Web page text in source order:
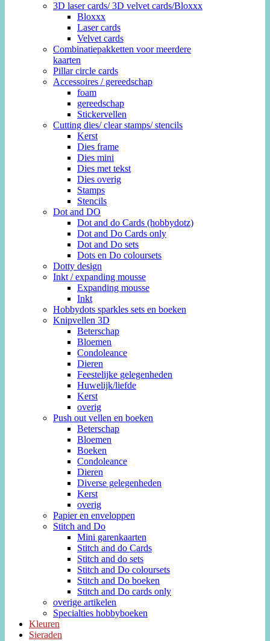
3D laser cards/ 3D velvet cards/Bloxxx
Bloxxx
Laser cards
Velvet cards
Combinatiepakketten voor meerdere
kaarten
Pillar circle cards
Accessoires / gereedschap
foam
gereedschap
Stickervellen
Cutting dies/ clear stamps/ stencils
Kerst
Dies frame
Dies mini
Dies met tekst
Dies overig
Stamps
Stencils
Dot and DO
Dot and do Cards (hobbydotz)
Dot and Do Cards only
Dot and Do sets
Dots en Do coloursets
Dotty design
Inkt / expanding mousse
Expanding mousse
Inkt
Hobbydots sparkles sets en boeken
Knipvellen 3D
Beterschap
Bloemen
Condoleance
Dieren
Feestelijke gelegenheden
Huwelijk/liefde
Kerst
overig
Push out vellen en boeken
Beterschap
Bloemen
Boeken
Condoleance
Dieren
Diverse gelegenheden
Kerst
overig
Papier en enveloppen
Stitch and Do
Mini garenkaarten
Stitch and do Cards
Stitch and do sets
Stitch and Do coloursets
Stitch and Do boeken
Stitch and Do cards only
overige artikelen
Specialties hobbyboeken
Kleuren
Sieraden